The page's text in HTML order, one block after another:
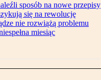
sposób na nowe przepisy
się na rewolucję
nie rozwiążą problemu
miesiąc